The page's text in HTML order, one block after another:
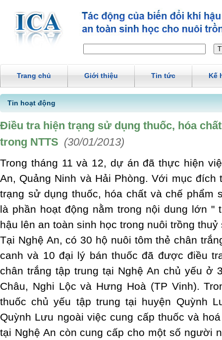
Trang chủ Giới thiệu Tin tức Kế
Tin hoạt động
Điều tra hiện trạng sử dụng thuốc, hóa
trong NTTS (30/01/2013)
Trong tháng 11 và 12, dự án đã thực hiện
An, Quảng Ninh và Hải Phòng. Với mục đích
trạng sử dụng thuốc, hóa chất và chế phẩm
là phần hoạt động nằm trong nội dung lớn "
hậu lên an toàn sinh học trong nuôi trồng
Tại Nghệ An, có 30 hộ nuôi tôm thẻ chân
canh và 10 đại lý bán thuốc đã được điều
chân trắng tập trung tại Nghệ An chủ yếu ở
Châu, Nghi Lộc và Hưng Hoà (TP Vinh).
thuốc chủ yếu tập trung tại huyện Quỳnh
Quỳnh Lưu ngoài việc cung cấp thuốc và
tại Nghệ An còn cung cấp cho một số người